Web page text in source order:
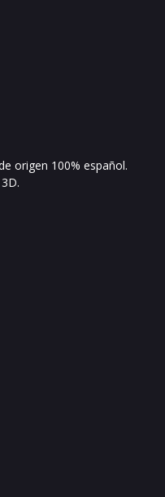
origen 100% español.